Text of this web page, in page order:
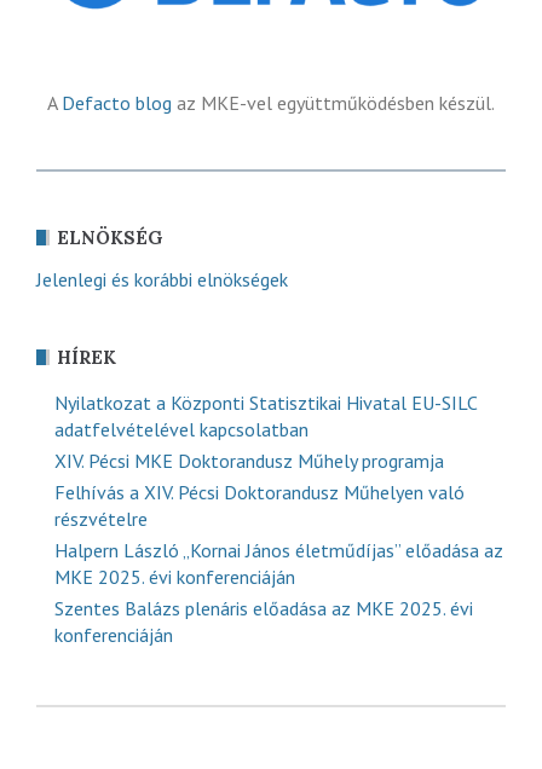
A Defacto blog az MKE-vel együttműködésben készül.
ELNÖKSÉG
Jelenlegi és korábbi elnökségek
HÍREK
Nyilatkozat a Központi Statisztikai Hivatal EU-SILC
adatfelvételével kapcsolatban
XIV. Pécsi MKE Doktorandusz Műhely programja
Felhívás a XIV. Pécsi Doktorandusz Műhelyen való
részvételre
Halpern László „Kornai János életműdíjas” előadása az
MKE 2025. évi konferenciáján
Szentes Balázs plenáris előadása az MKE 2025. évi
konferenciáján